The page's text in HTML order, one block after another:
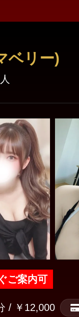
ベリー)
ご案内可
/ ￥12,000